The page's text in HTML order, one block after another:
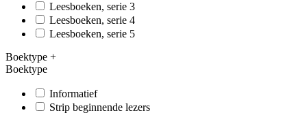
Leesboeken, serie 3
Leesboeken, serie 4
Leesboeken, serie 5
Boektype +
Boektype
Informatief
Strip beginnende lezers